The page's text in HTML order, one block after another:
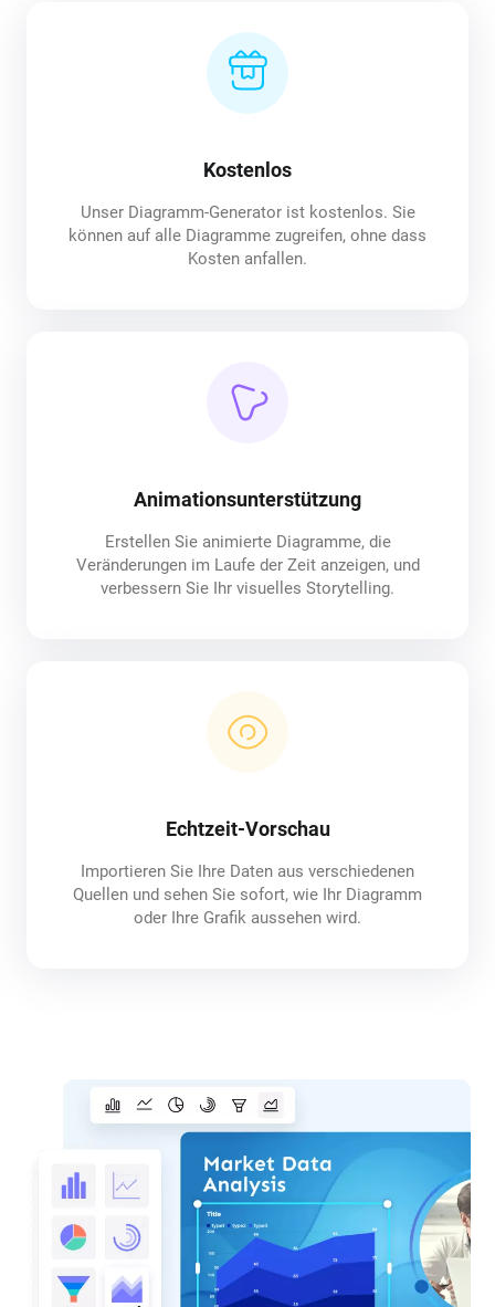
Kostenlos
Unser Diagramm-Generator ist kostenlos. Sie
können auf alle Diagramme zugreifen, ohne dass
Kosten anfallen.
Animationsunterstützung
Erstellen Sie animierte Diagramme, die
Veränderungen im Laufe der Zeit anzeigen, und
verbessern Sie Ihr visuelles Storytelling.
Echtzeit-Vorschau
Importieren Sie Ihre Daten aus verschiedenen
Quellen und sehen Sie sofort, wie Ihr Diagramm
oder Ihre Grafik aussehen wird.